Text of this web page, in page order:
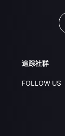
追踪社群
FOLLOW US